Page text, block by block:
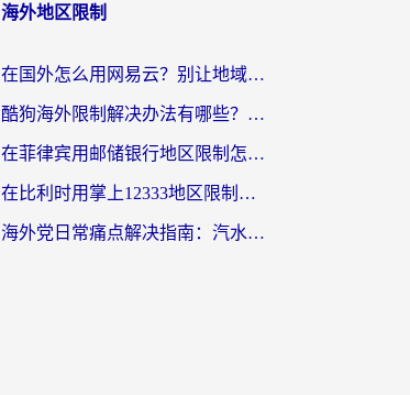
海外地区限制
在国外怎么用网易云？别让地域限制断了你的中文歌单——附听书社交定位解决方案
酷狗海外限制解决办法有哪些？留学生亲测有效的回国加速指南
在菲律宾用邮储银行地区限制怎么办？海外华人必看的回国加速解决方案
在比利时用掌上12333地区限制怎么办？海外华人亲测有效的回国加速方案
海外党日常痛点解决指南：汽水有些音乐在国外无法播放怎么办？